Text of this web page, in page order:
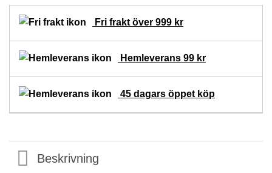
Fri frakt över 999 kr
Hemleverans 99 kr
45 dagars öppet köp
Beskrivning